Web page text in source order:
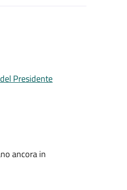
Presidente
ancora in